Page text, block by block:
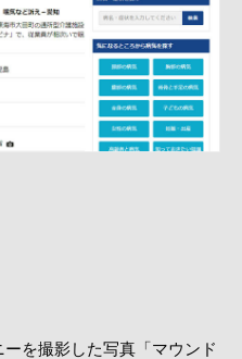
を撮影した写真「マウンド